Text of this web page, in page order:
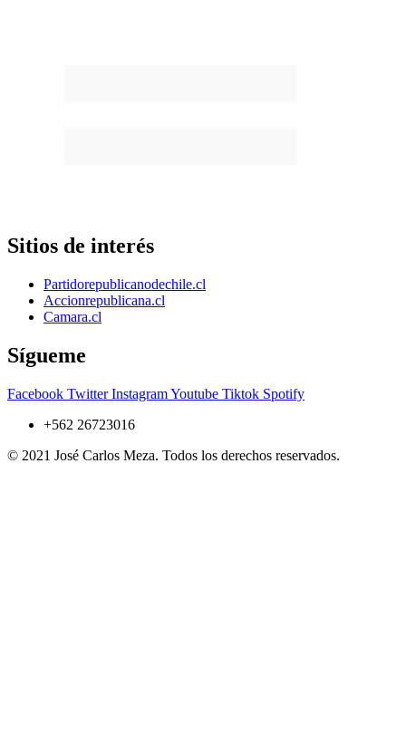
Sitios de interés
Partidorepublicanodechile.cl
Accionrepublicana.cl
Camara.cl
Sígueme
Facebook Twitter InstagramYoutube Tiktok Spotify
+562 26723016
© 2021 José Carlos Meza. Todos los derechos reservados.